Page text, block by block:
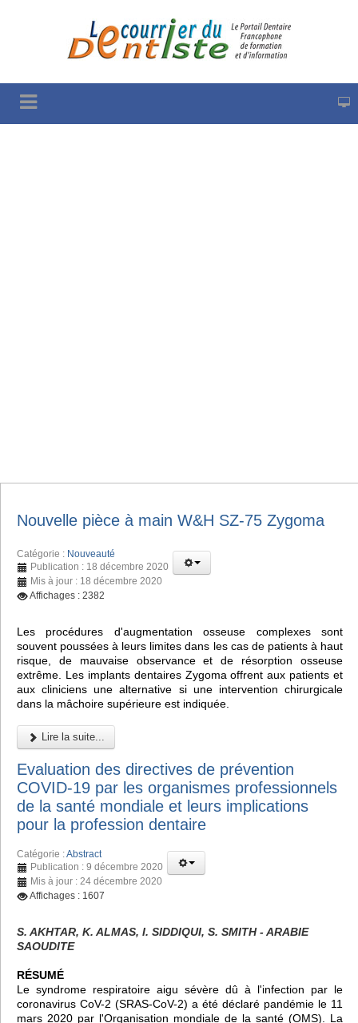
Nouvelle pièce à main W&H SZ-75 Zygoma
Catégorie : Nouveauté
Publication : 18 décembre 2020
Mis à jour : 18 décembre 2020
Affichages : 2382
Les procédures d'augmentation osseuse complexes sont
souvent poussées à leurs limites dans les cas de patients à haut
risque, de mauvaise observance et de résorption osseuse
extrême. Les implants dentaires Zygoma offrent aux patients et
aux cliniciens une alternative si une intervention chirurgicale
dans la mâchoire supérieure est indiquée.
Lire la suite...
Evaluation des directives de prévention
COVID-19 par les organismes professionnels
de la santé mondiale et leurs implications
pour la profession dentaire
Catégorie :Abstract
Publication : 9 décembre 2020
Mis à jour : 24 décembre 2020
Affichages : 1607
S. AKHTAR, K. ALMAS, I. SIDDIQUI, S. SMITH - ARABIE
SAOUDITE
RÉSUMÉ
Le syndrome respiratoire aigu sévère dû à l'infection par le
coronavirus CoV-2 (SRAS-CoV-2) a été déclaré pandémie le 11
mars 2020 par l'Organisation mondiale de la santé (OMS). La